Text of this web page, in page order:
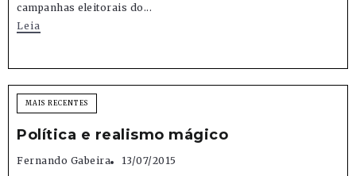
campanhas eleitorais do...
Leia
MAIS RECENTES
Política e realismo mágico
Fernando Gabeira
13/07/2015